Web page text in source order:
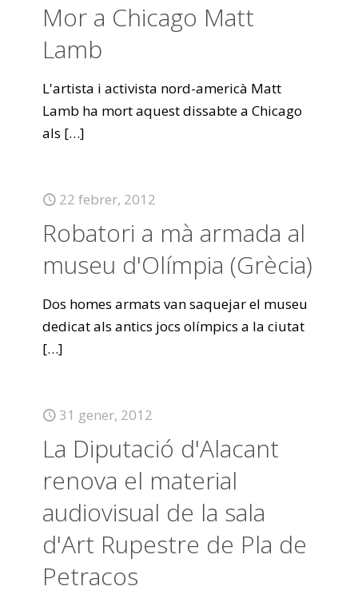
Mor a Chicago Matt
Lamb
L'artista i activista nord-americà Matt
Lamb ha mort aquest dissabte a Chicago
als […]
22 febrer, 2012
Robatori a mà armada al
museu d'Olímpia (Grècia)
Dos homes armats van saquejar el museu
dedicat als antics jocs olímpics a la ciutat
[…]
31 gener, 2012
La Diputació d'Alacant
renova el material
audiovisual de la sala
d'Art Rupestre de Pla de
Petracos